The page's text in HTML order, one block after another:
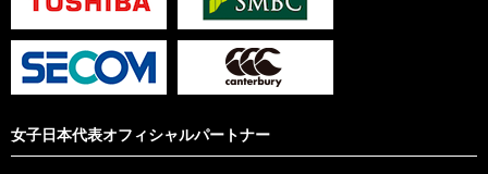
女子日本代表オフィシャルパートナー